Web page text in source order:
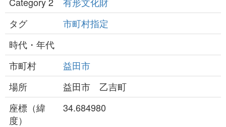
タグ
市町村指定
時代・年代
市町村
益田市
場所
益田市 乙吉町
座標（緯
度）
34.684980